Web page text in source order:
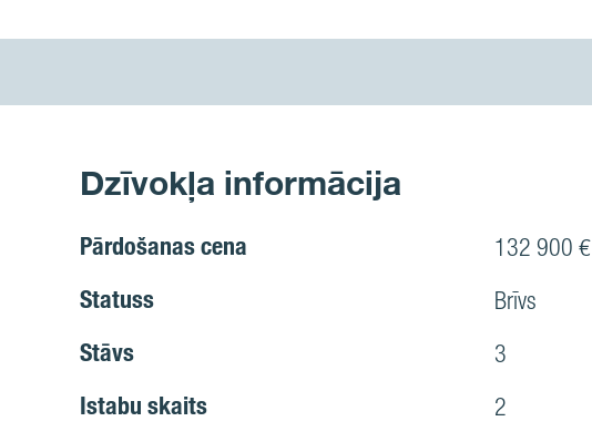
Dzīvokļa informācija
Pārdošanas cena 132 900 €
Statuss Brīvs
Stāvs 3
Istabu skaits 2